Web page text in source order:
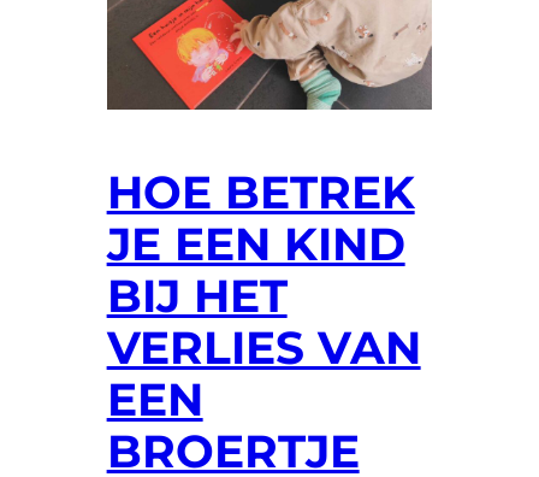
HOE BETREK
JE EEN KIND
BIJ HET
VERLIES VAN
EEN
BROERTJE